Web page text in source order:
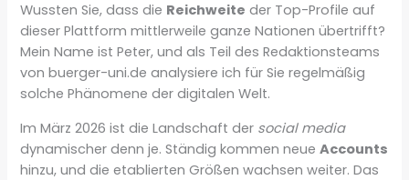
Wussten Sie, dass die Reichweite der Top-Profile auf
dieser Plattform mittlerweile ganze Nationen übertrifft?
Mein Name ist Peter, und als Teil des Redaktionsteams
von buerger-uni.de analysiere ich für Sie regelmäßig
solche Phänomene der digitalen Welt.
Im März 2026 ist die Landschaft der social media
dynamischer denn je. Ständig kommen neueAccounts
hinzu, und die etablierten Größen wachsen weiter. Das